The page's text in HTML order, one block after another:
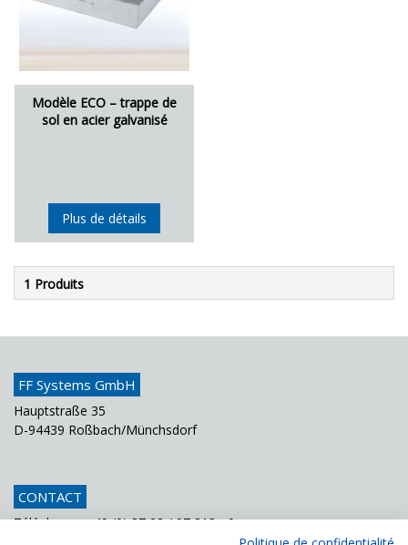
Modèle ECO – trappe de
sol en acier galvanisé
Plus de détails
1 Produits
FF Systems GmbH
Hauptstraße 35
D-94439 Roßbach/Münchsdorf
CONTACT
Téléphone +49 (0) 87 23 / 97 818 - 0